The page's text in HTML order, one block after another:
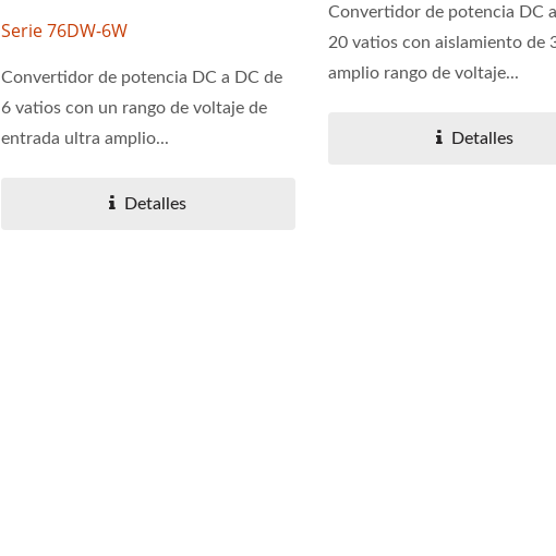
Serie 76DW-6W
Convertidor de potencia DC a DC de
6 vatios con un rango de voltaje de
entrada ultra amplio...
Detalles
Convertidor de potencia DC
20 vatios con aislamiento de
amplio rango de voltaje...
Detalles